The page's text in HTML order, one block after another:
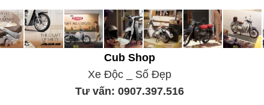
Cub Shop
Xe Độc _ Số Đẹp
Tư vấn: 0907.397.516